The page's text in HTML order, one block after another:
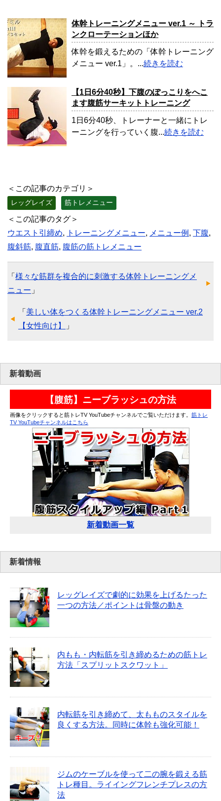
体幹トレーニングメニュー ver.1 ～ トラ
ンクローテーションほか
体幹を鍛えるための「体幹トレーニング
メニュー ver.1」。...続きを読む
【1日6分40秒】下腹のぽっこりをへこ
ます腹筋サーキットトレーニング
1日6分40秒、トレーナーと一緒にトレ
ーニングを行っていく腹...続きを読む
＜この記事のカテゴリ＞
レッグレイズ 筋トレメニュー
＜この記事のタグ＞
ウエスト引締め, トレーニングメニュー, メニュー例 , 下腹,
腹斜筋, 腹直筋, 腹筋の筋トレメニュー
「 様々な筋群を複合的に刺激する体幹トレーニングメ
ニュー 」
「 美しい体をつくる体幹トレーニングメニュー ver.2
【女性向け】
」
新着動画
【腹筋】ニーブラッシュの方法
画像をクリックすると筋トレTV YouTubeチャンネルでご覧いただけます。 筋トレ
TV YouTubeチャンネルはこちら
新着動画一覧
新着情報
レッグレイズで劇的に効果を上げるたった
一つの方法／ポイントは骨盤の動き
内もも・内転筋を引き締めるための筋トレ
方法「スプリットスクワット」
内転筋を引き締めて、太もものスタイルを
良くする方法。同時に体幹も強化可能！
ジムのケーブルを使って二の腕を鍛える筋
トレ種目。ライイングフレンチプレスの方
法